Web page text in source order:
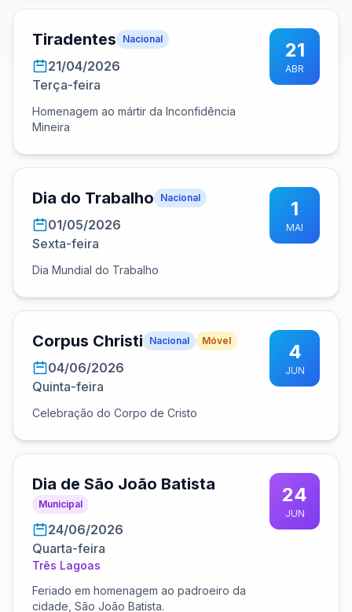
Tiradentes Nacional
21/04/2026
Terça-feira
Homenagem ao mártir da Inconfidência
Mineira
21
ABR
Dia do Trabalho Nacional
01/05/2026
Sexta-feira
Dia Mundial do Trabalho
1
MAI
Corpus Christi Nacional Móvel
04/06/2026
Quinta-feira
Celebração do Corpo de Cristo
4
JUN
Dia de São João Batista
Municipal
24/06/2026
Quarta-feira
Três Lagoas
Feriado em homenagem ao padroeiro da
cidade, São João Batista.
24
JUN